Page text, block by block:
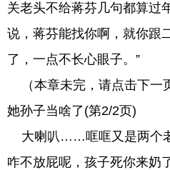
关老头不给蒋芬几句都算过
说，蒋芬能找你啊，就你跟
了，一点不长心眼子。”
（本章未完，请点击下一
她孙子当啥了(第2/2页)
大喇叭……哐哐又是两个
咋不放屁呢，孩子死你来奶